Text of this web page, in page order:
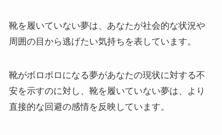
靴を履いていない夢は、あなたが社会的な状況や
周囲の目から逃げたい気持ちを表しています。
靴がボロボロになる夢があなたの現状に対する不
安を示すのに対し、靴を履いていない夢は、より
直接的な回避の感情を反映しています。